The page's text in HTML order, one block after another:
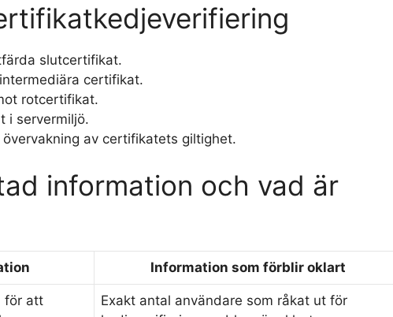
slutcertifikat.
certifikat.
rotcertifikat.
i servermiljö.
av certifikatets giltighet.
information och vad är
Information som förblir oklart
för att
Exakt antal användare som råkat ut för